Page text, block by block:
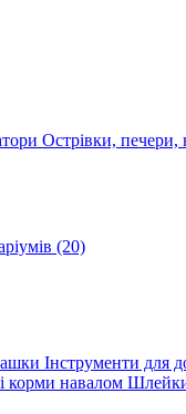
Острівки, печери,
(20)
Інструменти для
корми навалом